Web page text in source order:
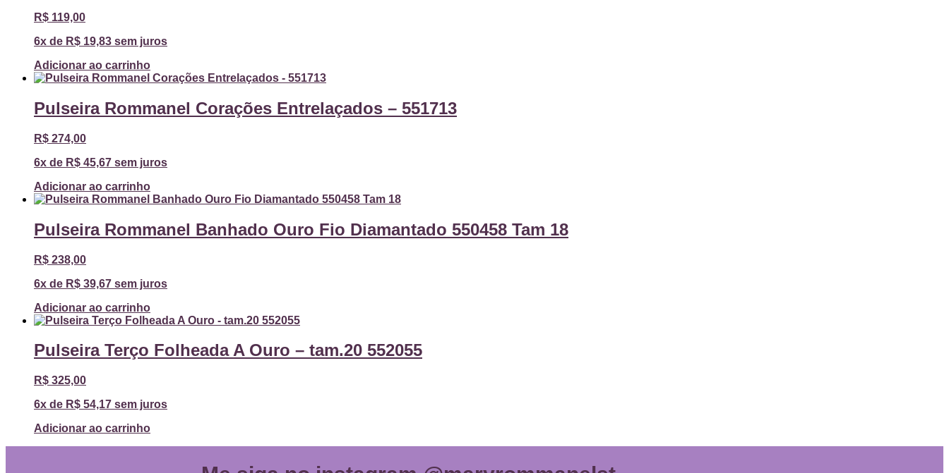
R$ 119,00
6x de R$ 19,83 sem juros
Adicionar ao carrinho
Pulseira Rommanel Corações Entrelaçados – 551713
R$ 274,00
6x de R$ 45,67 sem juros
Adicionar ao carrinho
Pulseira Rommanel Banhado Ouro Fio Diamantado 550458 Tam 18
R$ 238,00
6x de R$ 39,67 sem juros
Adicionar ao carrinho
Pulseira Terço Folheada A Ouro – tam.20 552055
R$ 325,00
6x de R$ 54,17 sem juros
Adicionar ao carrinho